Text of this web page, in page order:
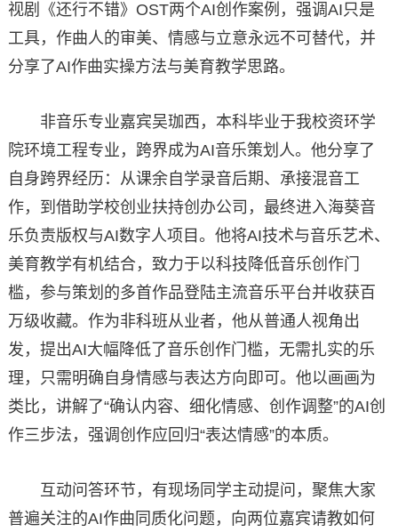
视剧《还行不错》OST两个AI创作案例，强调AI只是
工具，作曲人的审美、情感与立意永远不可替代，并
分享了AI作曲实操方法与美育教学思路。
非音乐专业嘉宾吴珈西，本科毕业于我校资环学
院环境工程专业，跨界成为AI音乐策划人。他分享了
自身跨界经历：从课余自学录音后期、承接混音工
作，到借助学校创业扶持创办公司，最终进入海葵音
乐负责版权与AI数字人项目。他将AI技术与音乐艺术、
美育教学有机结合，致力于以科技降低音乐创作门
槛，参与策划的多首作品登陆主流音乐平台并收获百
万级收藏。作为非科班从业者，他从普通人视角出
发，提出AI大幅降低了音乐创作门槛，无需扎实的乐
理，只需明确自身情感与表达方向即可。他以画画为
类比，讲解了“确认内容、细化情感、创作调整”的AI创
作三步法，强调创作应回归“表达情感”的本质。
互动问答环节，有现场同学主动提问，聚焦大家
普遍关注的AI作曲同质化问题，向两位嘉宾请教如何